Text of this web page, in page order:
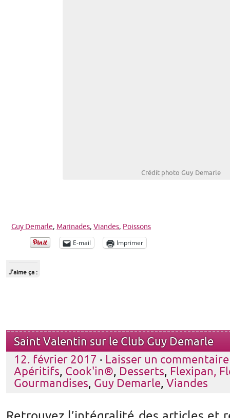
Crédit photo Guy Demarle
Guy Demarle, Marinades, Viandes, Poissons
E-mail Imprimer
J’aime ça :
Saint Valentin sur le Club Guy Demarle
12. février 2017 · Laisser un commentaire
Apéritifs, Cook'in®, Desserts, Flexipan,
Gourmandises, Guy Demarle, Viandes